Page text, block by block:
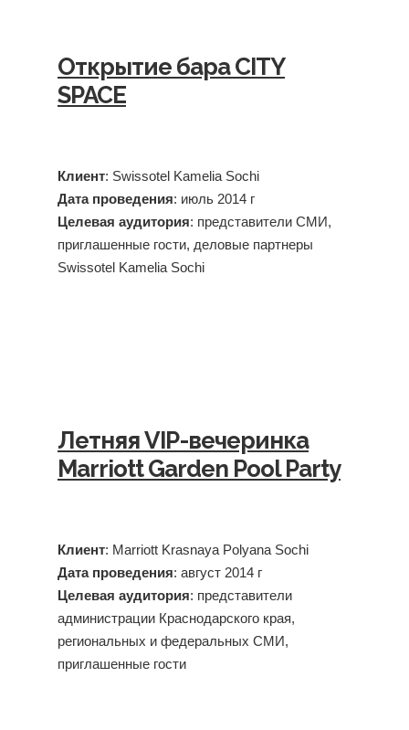
Открытие бара CITY
SPACE
Клиент: Swissotel Kamelia Sochi
Дата проведения: июль 2014 г
Целевая аудитория: представители СМИ,
приглашенные гости, деловые партнеры
Swissotel Kamelia Sochi
Летняя VIP-вечеринка
Marriott Garden Pool Party
Клиент: Marriott Krasnaya Polyana Sochi
Дата проведения: август 2014 г
Целевая аудитория: представители
администрации Краснодарского края,
региональных и федеральных СМИ,
приглашенные гости